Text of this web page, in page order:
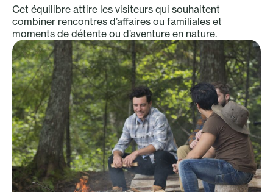
Cet équilibre attire les visiteurs qui souhaitent
combiner rencontres d’affaires ou familiales et
moments de détente ou d’aventure en nature.